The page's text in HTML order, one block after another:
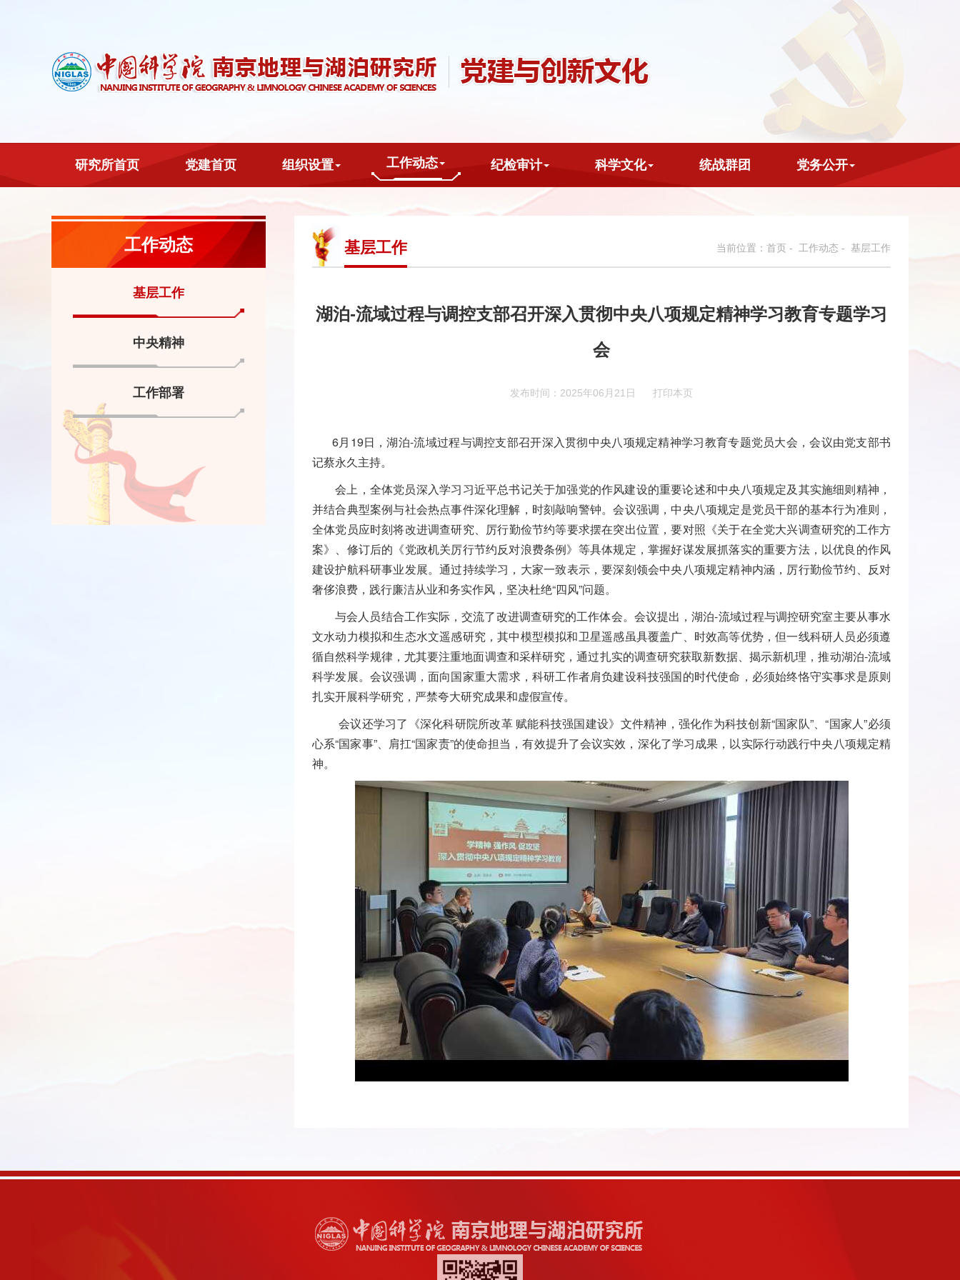
研究所首页 党建首页 组织设置 工作动态 纪检审计 科学文化 统战群团 党务公开
工作动态
基层工作
中央精神
工作部署
基层工作 当前位置： 首页 - 工作动态 - 基层工作
湖泊-流域过程与调控支部召开深入贯彻中央八项规定精神学习教育专题学习
会
发布时间：2025年06月21日 打印本页
6月19日，湖泊-流域过程与调控支部召开深入贯彻中央八项规定精神学习教育专题党员大会，会议由党支部书
记蔡永久主持。
会上，全体党员深入学习习近平总书记关于加强党的作风建设的重要论述和中央八项规定及其实施细则精神，
并结合典型案例与社会热点事件深化理解，时刻敲响警钟。会议强调，中央八项规定是党员干部的基本行为准则，
全体党员应时刻将改进调查研究、厉行勤俭节约等要求摆在突出位置，要对照《关于在全党大兴调查研究的工作方
案》、修订后的《党政机关厉行节约反对浪费条例》等具体规定，掌握好谋发展抓落实的重要方法，以优良的作风
建设护航科研事业发展。通过持续学习，大家一致表示，要深刻领会中央八项规定精神内涵 ， 厉行勤俭节约、反对
奢侈浪费 ， 践行廉洁从业和务实作风， 坚决杜绝“四风”问题。
与会人员结合工作实际，交流了改进调查研究的工作体会。会议提出，湖泊-流域过程与调控研究室主要从事水
文水动力模拟和生态水文遥感研究，其中模型模拟和卫星遥感虽具覆盖广、时效高等优势，但一线科研人员必须遵
循自然科学规律， 尤其要注重地面调查和采样研究，通过扎实的调查研究获取新数据、揭示新机理，推动湖泊-流域
科学发展。会议强调，面向国家重大需求，科研工作者肩负建设科技强国的时代使命， 必须始终恪守实事求是原则
扎实开展科学研究 ，严禁夸大研究成果和虚假宣传。
会议还学习了《深化科研院所改革 赋能科技强国建设》文件精神，强化作为科技创新“国家队”、“国家人”必须
心系“国家事”、肩扛“国家责”的使命担当，有效提升了会议实效，深化了学习成果，以实际行动践行中央八项规定精
神。